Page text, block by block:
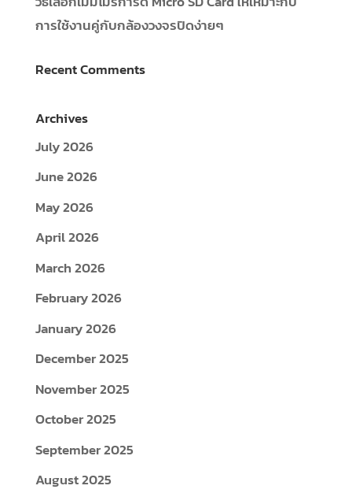
การใช้งานคู่กับกล้องวงจรปิดง่ายๆ
Recent Comments
Archives
July 2026
June 2026
May 2026
April 2026
March 2026
February 2026
January 2026
December 2025
November 2025
October 2025
September 2025
August 2025